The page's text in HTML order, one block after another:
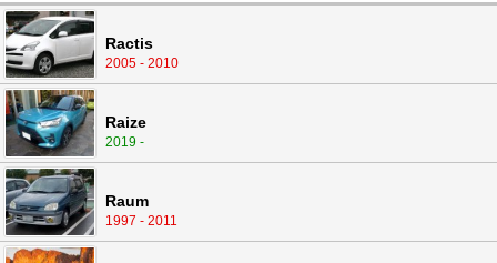
Ractis
2005 - 2010
Raize
2019 -
Raum
1997 - 2011